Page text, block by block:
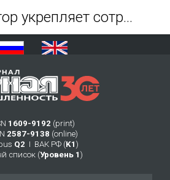
1609-9192 (print)
2587-9138 (online)
Q2 Ι ВАК РФ (K1 )
список (Уровень 1 )
Промтрактор укрепляет сотрудничество cо своей главной «кузницей кадров» - Журнал Горная промышленность